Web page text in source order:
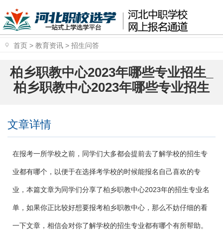
首页 > 教育资讯 > 招生问答
柏乡职教中心2023年哪些专业招生_
柏乡职教中心2023年哪些专业招生
文章详情
在报考一所学校之前，同学们大多都会提前去了解学校的招生专
业都有哪个，以便于在选择考学校的时候能报名自己喜欢的专
业，本篇文章为同学们分享了柏乡职教中心2023年的招生专业名
单，如果你正比较好想要报考柏乡职教中心，那么不妨仔细的看
一下文章，相信会对你了解学校的招生专业都有哪个有所帮助。